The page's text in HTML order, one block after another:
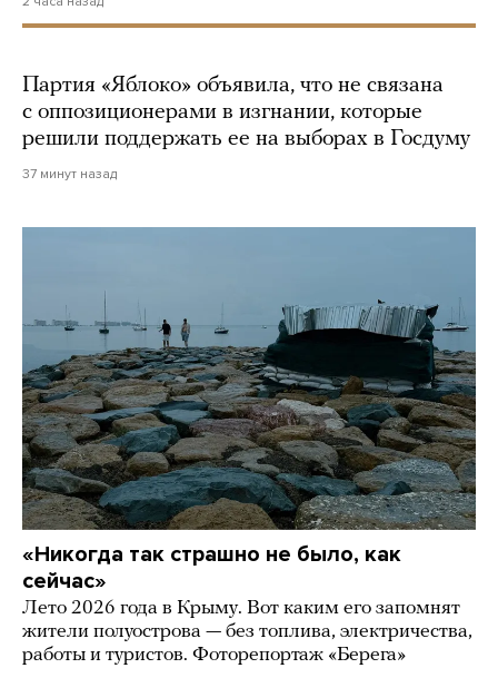
Партия «Яблоко» объявила, что не связана
с оппозиционерами в изгнании, которые
решили поддержать ее на выборах в Госдуму
37 минут назад
«Никогда так страшно не было, как
сейчас»
Лето 2026 года в Крыму. Вот каким его запомнят
жители полуострова — без топлива, электричества,
работы и туристов. Фоторепортаж «Берега»